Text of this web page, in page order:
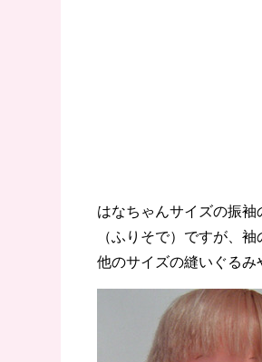
はなちゃんサイズの振
（ふりそで）ですが、
他のサイズの縫いぐる